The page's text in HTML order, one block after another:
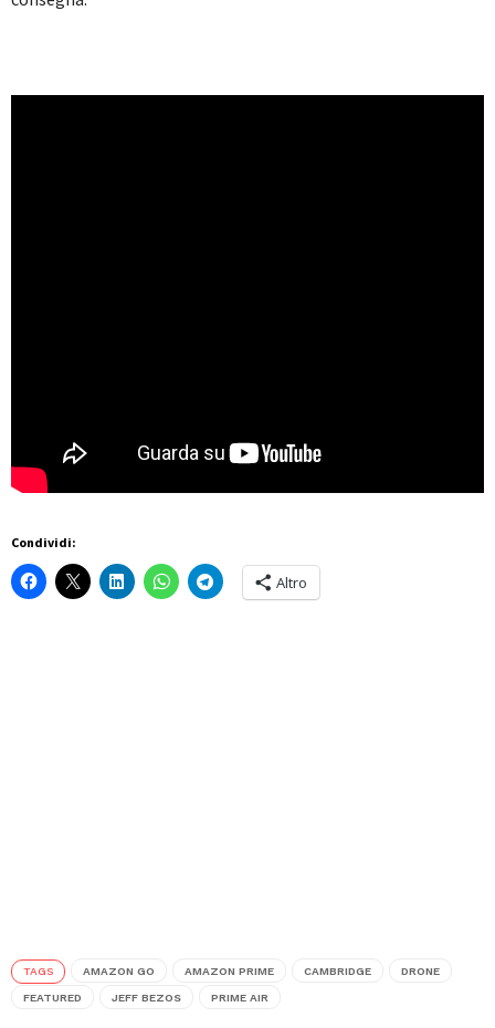
Condividi:
Altro
TAGS AMAZON GO AMAZON PRIME CAMBRIDGE DRONE
FEATURED JEFF BEZOS PRIME AIR